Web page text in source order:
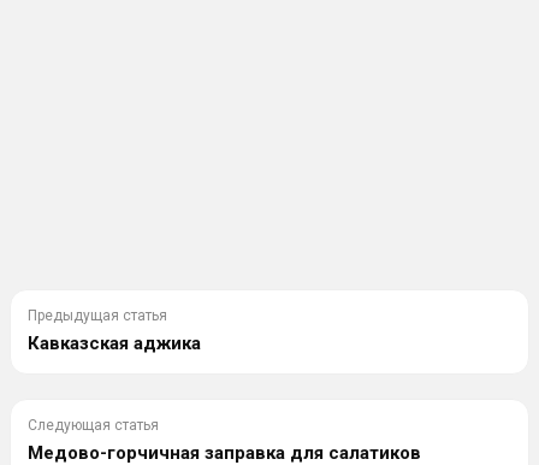
Предыдущая статья
Кавказская аджика
Следующая статья
Медово-горчичная заправка для салатиков